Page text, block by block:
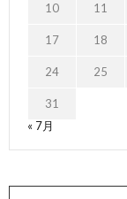
10 11
17 18
24 25
31
« 7月